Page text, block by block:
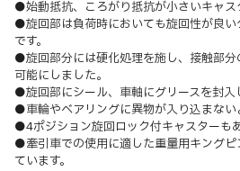
●始動抵抗、ころがり抵抗が小さいキャス
●旋回部は負荷時においても旋回性が良
です。
●旋回部分には硬化処理を施し、接触部
可能にしました。
●旋回部にシール、車軸にグリースを封入
●車輪やベアリングに異物が入り込まない
●4ポジション旋回ロック付キャスターもあ
●牽引車での使用に適した重量用キング
ています。